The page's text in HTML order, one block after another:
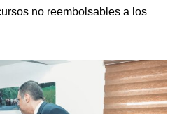
no reembolsables a los